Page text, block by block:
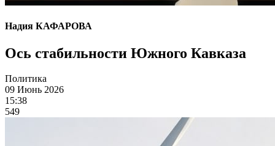
Надия КАФАРОВА
Ось стабильности Южного Кавказа
Политика
09 Июнь 2026
15:38
549